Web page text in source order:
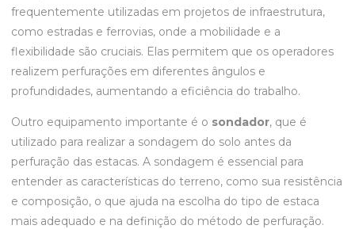
frequentemente utilizadas em projetos de infraestrutura,
como estradas e ferrovias, onde a mobilidade e a
flexibilidade são cruciais. Elas permitem que os operadores
realizem perfurações em diferentes ângulos e
profundidades, aumentando a eficiência do trabalho.
Outro equipamento importante é o sondador, que é
utilizado para realizar a sondagem do solo antes da
perfuração das estacas. A sondagem é essencial para
entender as características do terreno, como sua resistência
e composição, o que ajuda na escolha do tipo de estaca
mais adequado e na definição do método de perfuração.